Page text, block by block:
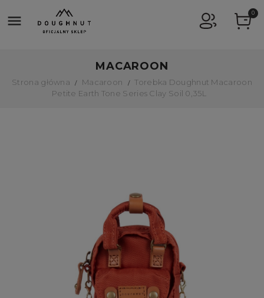
 0
MACAROON
Strona główna Macaroon
Torebka Doughnut Macaroon
Petite Earth Tone Series Clay Soil 0,35L